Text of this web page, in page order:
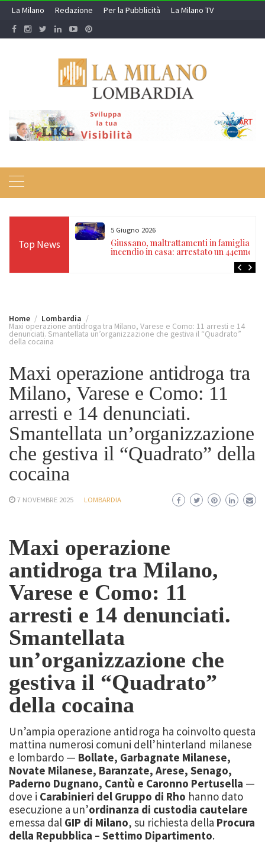
Skip
content
La Milano Redazione Per la Pubblicità La Milano TV
Top News
riportano a
5 Giugno 2026
Giussano, maltrattamenti in famiglia e
incendio in casa: arrestato un 44enne
Home Lombardia
Maxi operazione antidroga tra Milano, Varese e Como: 11 arresti e 14
denunciati. Smantellata un’organizzazione che gestiva il “Quadrato”
della cocaina
Maxi operazione antidroga tra
Milano, Varese e Como: 11
arresti e 14 denunciati.
Smantellata un’organizzazione
che gestiva il “Quadrato” della
cocaina
7 NOVEMBRE 2025 LOMBARDIA
Maxi operazione
antidroga tra Milano,
Varese e Como: 11
arresti e 14 denunciati.
Smantellata
un’organizzazione che
gestiva il “Quadrato”
della cocaina
Un’ampia operazione antidroga ha coinvolto questa
mattina numerosi comuni dell’hinterland milanese
e lombardo — Bollate, Garbagnate Milanese,
Novate Milanese, Baranzate, Arese, Senago,
Paderno Dugnano, Cantù e Caronno Pertusella —
dove i Carabinieri del Gruppo di Rho hanno dato
esecuzione a un’ordinanza di custodia cautelare
emessa dal GIP di Milano, su richiesta della Procura
della Repubblica – Settimo Dipartimento.